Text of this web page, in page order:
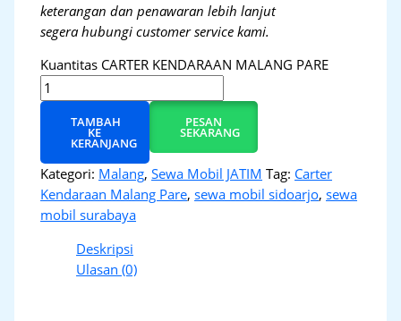
keterangan dan penawaran lebih lanjut
segera hubungi customer service kami.
Kuantitas CARTER KENDARAAN MALANG PARE
TAMBAH
KE
KERANJANG
PESAN
SEKARANG
Kategori: Malang,Sewa Mobil JATIM Tag: Carter
Kendaraan Malang Pare,sewa mobil sidoarjo,sewa
mobil surabaya
Deskripsi
Ulasan (0)